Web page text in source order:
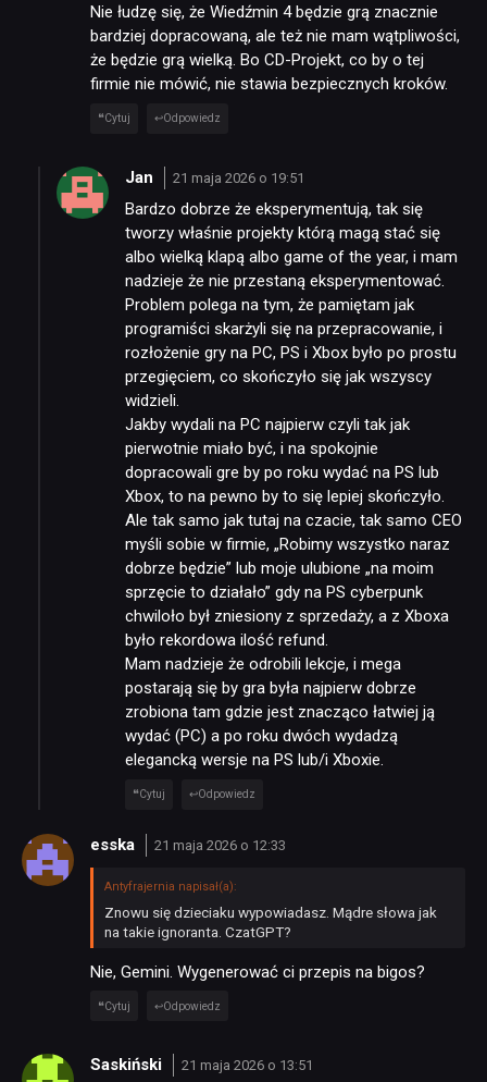
Nie łudzę się, że Wiedźmin 4 będzie grą znacznie
bardziej dopracowaną, ale też nie mam wątpliwości,
że będzie grą wielką. Bo CD-Projekt, co by o tej
firmie nie mówić, nie stawia bezpiecznych kroków.
Cytuj Odpowiedz
Jan 21 maja 2026 o 19:51
Bardzo dobrze że eksperymentują, tak się
tworzy właśnie projekty którą magą stać się
albo wielką klapą albo game of the year, i mam
nadzieje że nie przestaną eksperymentować.
Problem polega na tym, że pamiętam jak
programiści skarżyli się na przepracowanie, i
rozłożenie gry na PC, PS i Xbox było po prostu
przegięciem, co skończyło się jak wszyscy
widzieli.
Jakby wydali na PC najpierw czyli tak jak
pierwotnie miało być, i na spokojnie
dopracowali gre by po roku wydać na PS lub
Xbox, to na pewno by to się lepiej skończyło.
Ale tak samo jak tutaj na czacie, tak samo CEO
myśli sobie w firmie, „Robimy wszystko naraz
dobrze będzie” lub moje ulubione „na moim
sprzęcie to działało” gdy na PS cyberpunk
chwiloło był zniesiony z sprzedaży, a z Xboxa
było rekordowa ilość refund.
Mam nadzieje że odrobili lekcje, i mega
postarają się by gra była najpierw dobrze
zrobiona tam gdzie jest znacząco łatwiej ją
wydać (PC) a po roku dwóch wydadzą
elegancką wersje na PS lub/i Xboxie.
Cytuj Odpowiedz
esska 21 maja 2026 o 12:33
Antyfrajernia napisał(a):
Znowu się dzieciaku wypowiadasz. Mądre słowa jak
na takie ignoranta. CzatGPT?
Nie, Gemini. Wygenerować ci przepis na bigos?
Cytuj Odpowiedz
Saskiński 21 maja 2026 o 13:51